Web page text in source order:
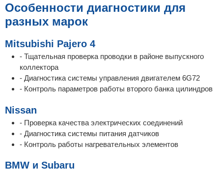
Особенности диагностики для
разных марок
Mitsubishi Pajero 4
- Тщательная проверка проводки в районе выпускного
коллектора
- Диагностика системы управления двигателем 6G72
- Контроль параметров работы второго банка цилиндров
Nissan
- Проверка качества электрических соединений
- Диагностика системы питания датчиков
- Контроль работы нагревательных элементов
BMW и Subaru